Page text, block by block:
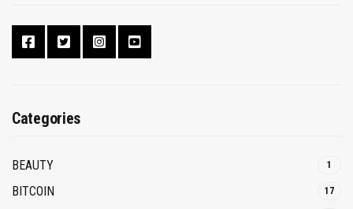
Categories
BEAUTY 1
BITCOIN 17